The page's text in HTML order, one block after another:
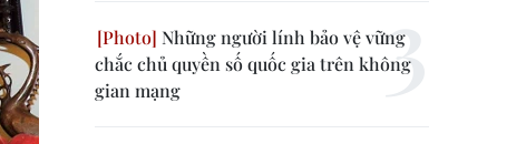
Những người lính bảo vệ vững
chắc chủ quyền số quốc gia trên không
gian mạng